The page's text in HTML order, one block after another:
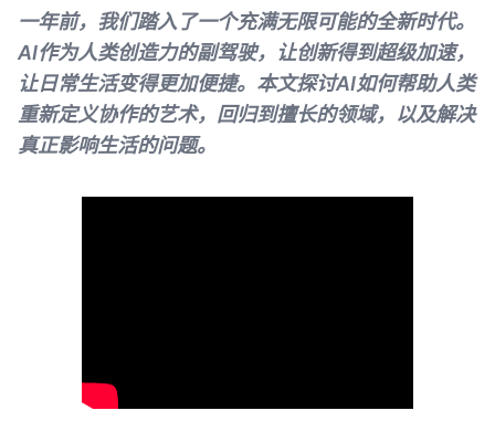
一年前，我们踏入了一个充满无限可能的全新时代。
AI作为人类创造力的副驾驶，让创新得到超级加速，
让日常生活变得更加便捷。本文探讨AI如何帮助人类
重新定义协作的艺术，回归到擅长的领域，以及解决
真正影响生活的问题。